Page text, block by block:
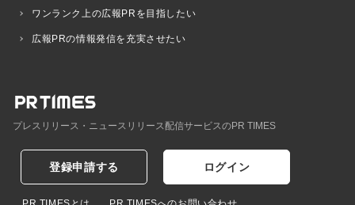
ワンランク上の広報PRを目指したい
広報PRの情報発信を充実させたい
プレスリリース・ニュースリリース配信サービスのPR TIMES
登録申請する ログイン